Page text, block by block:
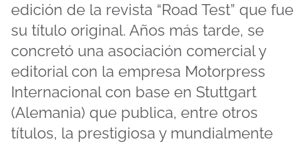
edición de la revista “Road Test” que fue
su título original. Años más tarde, se
concretó una asociación comercial y
editorial con la empresa Motorpress
Internacional con base en Stuttgart
(Alemania) que publica, entre otros
títulos, la prestigiosa y mundialmente